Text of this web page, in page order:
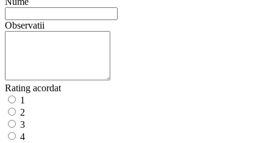
Observatii
Rating acordat
1
2
3
4